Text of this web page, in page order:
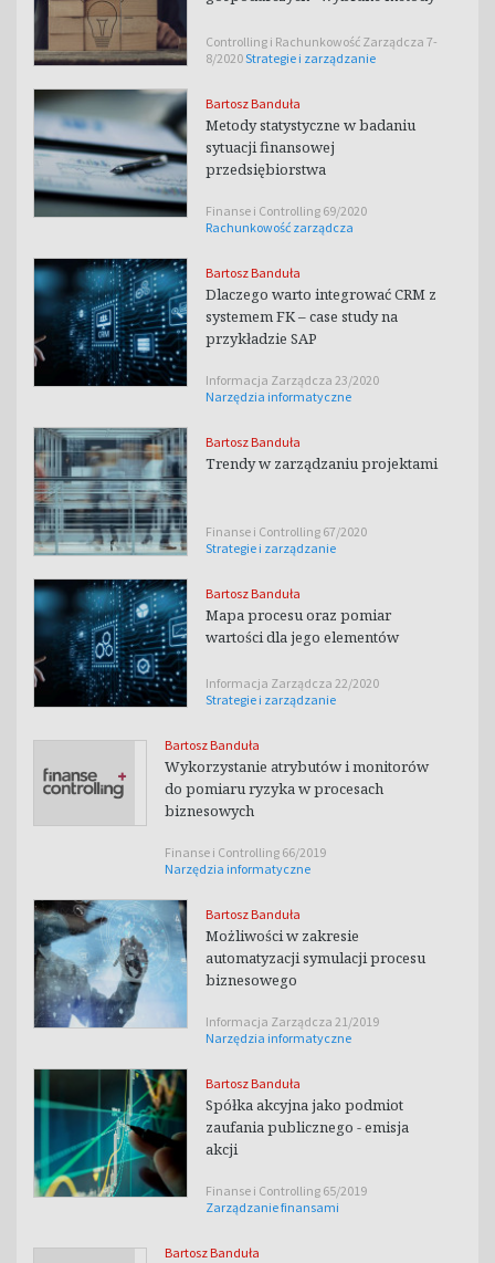
Controlling i Rachunkowość Zarządcza 7-
8/2020Strategie i zarządzanie
Bartosz Banduła
Metody statystyczne w badaniu
sytuacji finansowej
przedsiębiorstwa
Finanse i Controlling 69/2020
Rachunkowość zarządcza
Bartosz Banduła
Dlaczego warto integrować CRM z
systemem FK – case study na
przykładzie SAP
Informacja Zarządcza 23/2020
Narzędzia informatyczne
Bartosz Banduła
Trendy w zarządzaniu projektami
Finanse i Controlling 67/2020
Strategie i zarządzanie
Bartosz Banduła
Mapa procesu oraz pomiar
wartości dla jego elementów
Informacja Zarządcza 22/2020
Strategie i zarządzanie
Bartosz Banduła
Wykorzystanie atrybutów i monitorów
do pomiaru ryzyka w procesach
biznesowych
Finanse i Controlling 66/2019
Narzędzia informatyczne
Bartosz Banduła
Możliwości w zakresie
automatyzacji symulacji procesu
biznesowego
Informacja Zarządcza 21/2019
Narzędzia informatyczne
Bartosz Banduła
Spółka akcyjna jako podmiot
zaufania publicznego - emisja
akcji
Finanse i Controlling 65/2019
Zarządzanie finansami
Bartosz Banduła